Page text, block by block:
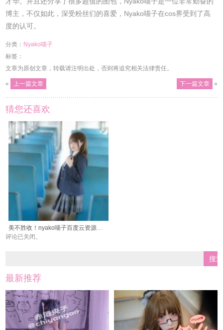
博主，不仅如此，深受粉丝们的喜爱，Nyako喵子在cos界受到了高
度的认可。
分类： Nyako喵子
标签：
文章为原创文章，转载请注明出处，否则将追究相关法律责任。
« 上一篇文章 下一篇文章 »
猜您还喜欢
美不胜收！nyako喵子百度云资源的cos作品美图，让你尽情欣赏动漫世界的魅力
评论已关闭。
最新推荐